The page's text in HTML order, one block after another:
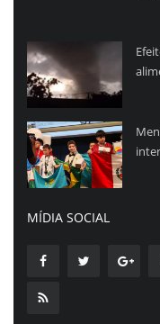
MÍDIA SOCIAL